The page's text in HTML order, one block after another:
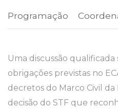
Programação
Uma discussão
obrigações previstas no
decretos do Marco Civil
decisão do STF que